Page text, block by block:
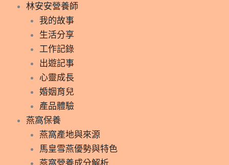
林安安營養師
我的故事
生活分享
工作記錄
出遊記事
心靈成長
婚姻育兒
產品體驗
燕窩保養
燕窩產地與來源
馬皇雪燕優勢與特色
燕窩營養成分解析